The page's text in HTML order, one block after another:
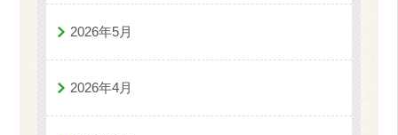
2026年5月
2026年4月